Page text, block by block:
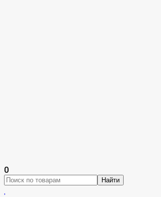
0
Найти